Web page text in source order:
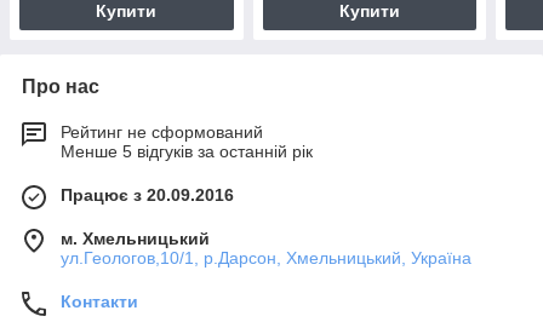
Купити Купити
Про нас
Рейтинг не сформований
Менше 5 відгуків за останній рік
Працює з 20.09.2016
м. Хмельницький
ул.Геологов,10/1, р.Дарсон, Хмельницький, Україна
Контакти